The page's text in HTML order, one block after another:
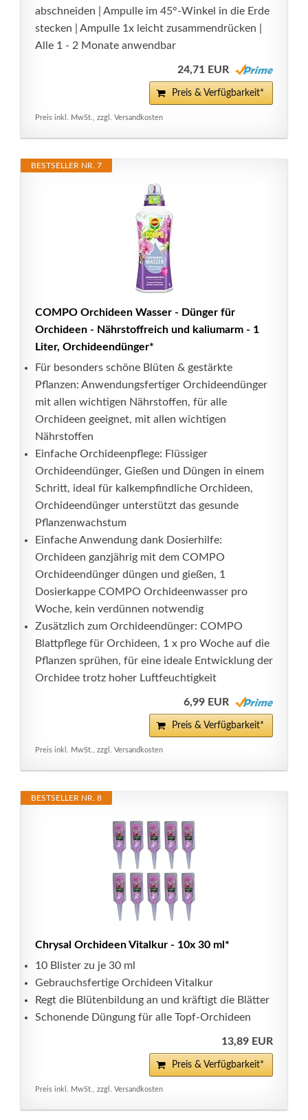
abschneiden | Ampulle im 45°-Winkel in die Erde
stecken | Ampulle 1x leicht zusammendrücken |
Alle 1 - 2 Monate anwendbar
24,71 EUR
Preis & Verfügbarkeit*
Preis inkl. MwSt., zzgl. Versandkosten
BESTSELLER NR. 7
COMPO Orchideen Wasser - Dünger für
Orchideen - Nährstoffreich und kaliumarm - 1
Liter, Orchideendünger*
Für besonders schöne Blüten & gestärkte
Pflanzen: Anwendungsfertiger Orchideendünger
mit allen wichtigen Nährstoffen, für alle
Orchideen geeignet, mit allen wichtigen
Nährstoffen
Einfache Orchideenpflege: Flüssiger
Orchideendünger, Gießen und Düngen in einem
Schritt, ideal für kalkempfindliche Orchideen,
Orchideendünger unterstützt das gesunde
Pflanzenwachstum
Einfache Anwendung dank Dosierhilfe:
Orchideen ganzjährig mit dem COMPO
Orchideendünger düngen und gießen, 1
Dosierkappe COMPO Orchideenwasser pro
Woche, kein verdünnen notwendig
Zusätzlich zum Orchideendünger: COMPO
Blattpflege für Orchideen, 1 x pro Woche auf die
Pflanzen sprühen, für eine ideale Entwicklung der
Orchidee trotz hoher Luftfeuchtigkeit
6,99 EUR
Preis & Verfügbarkeit*
Preis inkl. MwSt., zzgl. Versandkosten
BESTSELLER NR. 8
Chrysal Orchideen Vitalkur - 10x 30 ml*
10 Blister zu je 30 ml
Gebrauchsfertige Orchideen Vitalkur
Regt die Blütenbildung an und kräftigt die Blätter
Schonende Düngung für alle Topf-Orchideen
13,89 EUR
Preis & Verfügbarkeit*
Preis inkl. MwSt., zzgl. Versandkosten